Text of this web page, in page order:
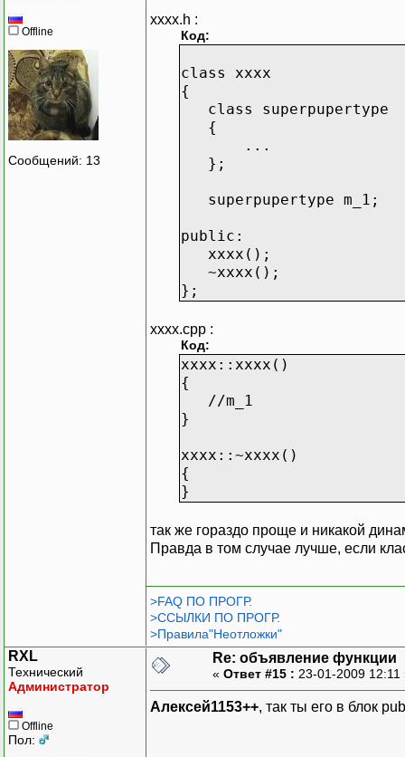
Offline
Сообщений: 13
xxxx.h :
Код:
class xxxx
{
class superpupertype
{
...
};
superpupertype m_1;
public:
xxxx();
~xxxx();
};
xxxx.cpp :
Код:
xxxx::xxxx()
{
//m_1
}
xxxx::~xxxx()
{
}
так же гораздо проще и никакой
Правда в том случае лучше, если
>FAQ ПО ПРОГР.
>ССЫЛКИ ПО ПРОГР.
>Правила"Неотложки"
RXL
Технический
Администратор
Offline
Пол:
Re: объявление функции
« Ответ #15 : 23-01-2009
Алексей1153++, так ты его в блок